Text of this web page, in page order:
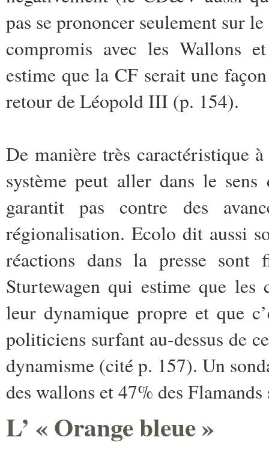
pas se prononcer seulement sur
compromis avec les Wallons
estime que la CF serait une
retour de Léopold III (p. 154).
De manière très caractéristique
système peut aller dans le
garantit pas contre des
régionalisation. Ecolo dit aussi
réactions dans la presse sont
Sturtewagen qui estime que les
leur dynamique propre et que
politiciens surfant au-dessus de
dynamisme (cité p. 157). Un
des wallons et 47% des
L’ « Orange bleue »